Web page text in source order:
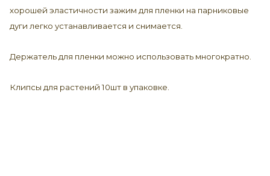
хорошей эластичности зажим для пленки на парниковые
дуги легко устанавливается и снимается.
Держатель для пленки можно использовать многократно.
Клипсы для растений 10шт в упаковке.